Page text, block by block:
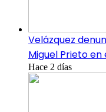
Velázquez
Miguel Prieto en
Hace 2 días